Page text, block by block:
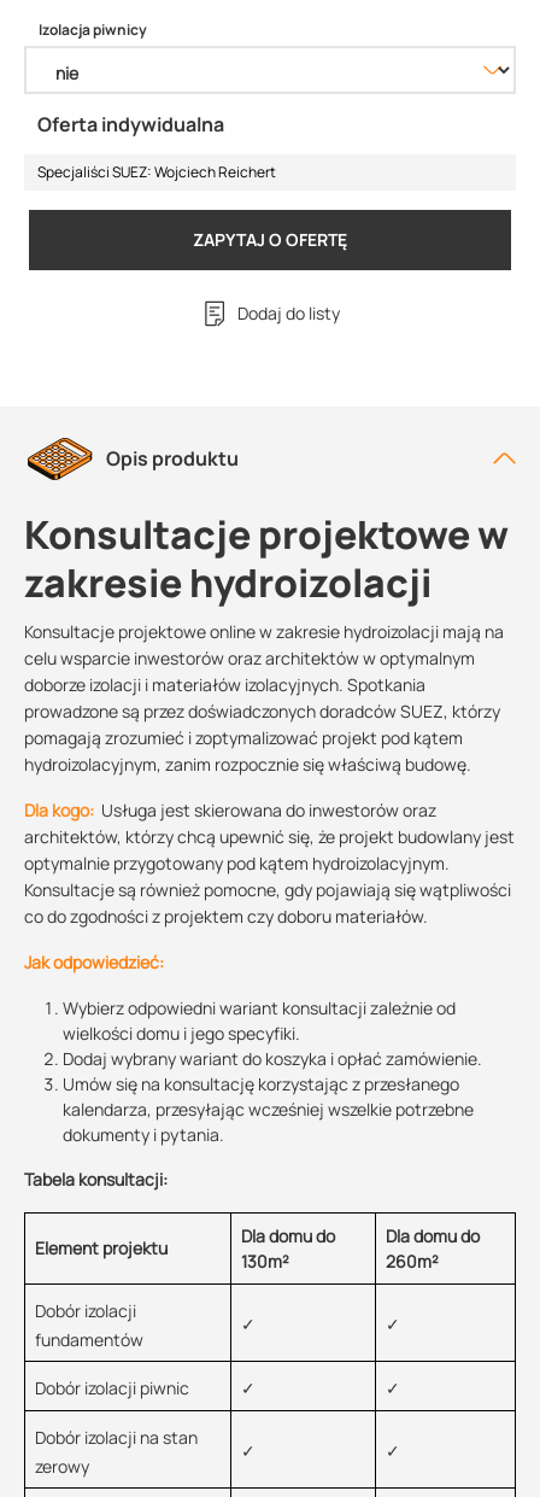
Izolacja piwnicy
Oferta indywidualna
Specjaliści SUEZ: Wojciech Reichert
ZAPYTAJ O OFERTĘ
Dodaj do listy
Opis produktu
Konsultacje projektowe w
zakresie hydroizolacji
Konsultacje projektowe online w zakresie hydroizolacji mają na
celu wsparcie inwestorów oraz architektów w optymalnym
doborze izolacji i materiałów izolacyjnych. Spotkania
prowadzone są przez doświadczonych doradców SUEZ, którzy
pomagają zrozumieć i zoptymalizować projekt pod kątem
hydroizolacyjnym, zanim rozpocznie się właściwą budowę.
Dla kogo: Usługa jest skierowana do inwestorów oraz
architektów, którzy chcą upewnić się, że projekt budowlany jest
optymalnie przygotowany pod kątem hydroizolacyjnym.
Konsultacje są również pomocne, gdy pojawiają się wątpliwości
co do zgodności z projektem czy doboru materiałów.
Jak odpowiedzieć:
Wybierz odpowiedni wariant konsultacji zależnie od
wielkości domu i jego specyfiki.
Dodaj wybrany wariant do koszyka i opłać zamówienie.
Umów się na konsultację korzystając z przesłanego
kalendarza, przesyłając wcześniej wszelkie potrzebne
dokumenty i pytania.
Tabela konsultacji:
Element projektu
Dla domu do
130m²
Dla domu do
260m²
Dobór izolacji
fundamentów
✓ ✓
Dobór izolacji piwnic ✓ ✓
Dobór izolacji na stan
zerowy
✓ ✓